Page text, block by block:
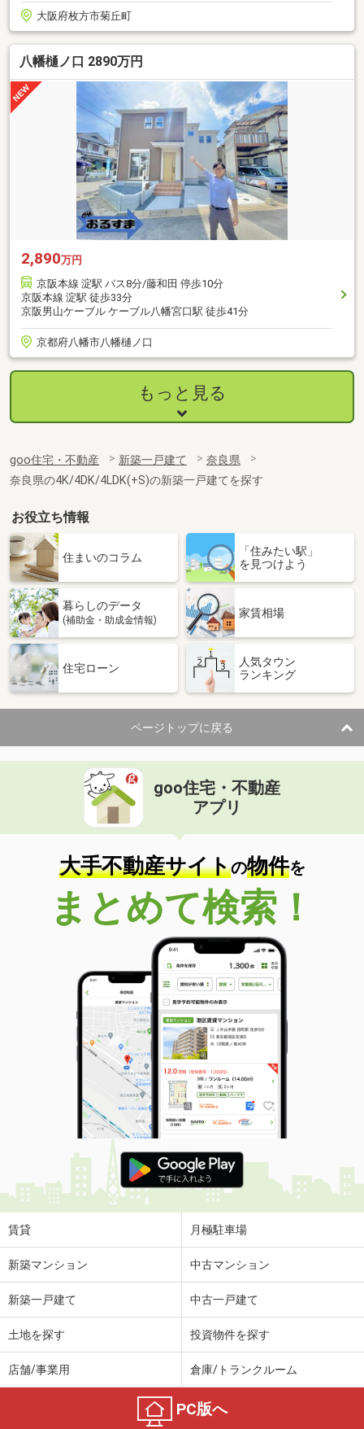
大阪府枚方市菊丘町
八幡樋ノ口 2890万円
2,890万円
京阪本線 淀駅 バス8分/藤和田 停歩10分
京阪本線 淀駅 徒歩33分
京阪男山ケーブル ケーブル八幡宮口駅 徒歩41分
京都府八幡市八幡樋ノ口
もっと見る
goo住宅・不動産 新築一戸建て
奈良県
奈良県の4K/4DK/4LDK(+S)の新築一戸建てを探す
お役立ち情報
住まいのコラム
「住みたい駅」
を見つけよう
暮らしのデータ
(補助金・助成金情報)
家賃相場
住宅ローン
人気タウン
ランキング
ページトップに戻る
goo住宅・不動産
アプリ
大手不動産サイトの物件を
まとめて検索！
賃貸 月極駐車場
新築マンション 中古マンション
新築一戸建て 中古一戸建て
土地を探す 投資物件を探す
店舗/事業用 倉庫/トランクルーム
PC版へ